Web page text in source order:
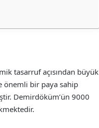
tasarruf açısından büyük
önemli bir paya sahip
Demirdöküm’ün 9000